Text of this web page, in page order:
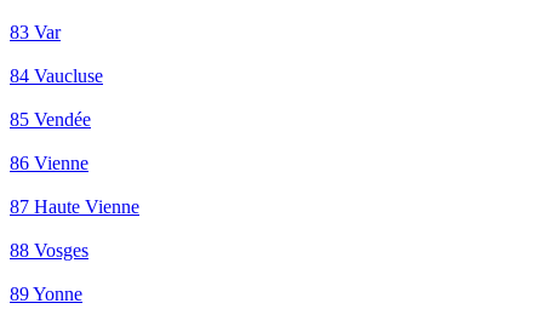
83 Var
84 Vaucluse
85 Vendée
86 Vienne
87 Haute Vienne
88 Vosges
89 Yonne